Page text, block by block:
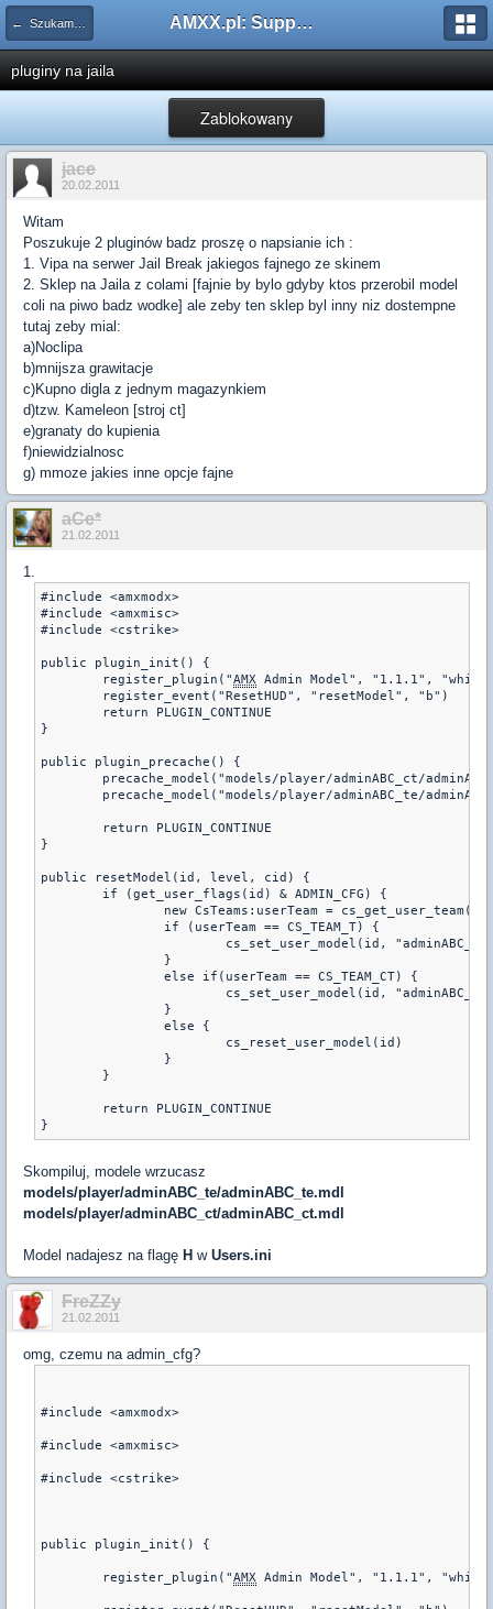
← Szukam pluginu AMXX.pl: Support AMX Mod X i SourceMod
pluginy na jaila
Zablokowany
jace
20.02.2011
Witam
Poszukuje 2 pluginów badz proszę o napsianie ich :
1. Vipa na serwer Jail Break jakiegos fajnego ze skinem
2. Sklep na Jaila z colami [fajnie by bylo gdyby ktos przerobil model
coli na piwo badz wodke] ale zeby ten sklep byl inny niz dostempne
tutaj zeby mial:
a)Noclipa
b)mnijsza grawitacje
c)Kupno digla z jednym magazynkiem
d)tzw. Kameleon [stroj ct]
e)granaty do kupienia
f)niewidzialnosc
g) mmoze jakies inne opcje fajne
aCe*
21.02.2011
1.
#include <amxmodx>
#include <amxmisc>
#include <cstrike>
public plugin_init() {
        register_plugin("
AMX Admin Model", "1.1.1",
        register_event("ResetHUD", "resetModel", "b")
        return PLUGIN_CONTINUE
}
public plugin_precache() {
precache_model("models/player/adminABC_ct/
precache_model("models/player/adminABC_te/
        return PLUGIN_CONTINUE
}
public resetModel(id, level, cid) {
        if (get_user_flags(id) & ADMIN_CFG) {
new CsTeams:userTeam =
                if (userTeam == CS_TEAM_T) {
cs_set_user_model(id,
                }
                else if(userTeam == CS_TEAM_CT) {
cs_set_user_model(id,
                }
                else {
                        cs_reset_user_model(id)
                }
        }
        return PLUGIN_CONTINUE
}
Skompiluj, modele wrzucasz
models/player/adminABC_te/adminABC_te.mdl
models/player/adminABC_ct/adminABC_ct.mdl
Model nadajesz na flagę H w Users.ini
FreZZy
21.02.2011
omg, czemu na admin_cfg?
#include <amxmodx>
#include <amxmisc>
#include <cstrike>
public plugin_init() {
        register_plugin("
AMX Admin Model", "1.1.1",